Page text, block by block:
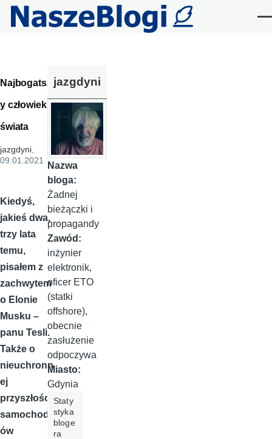
Przejdź do treści
Najbogatsz
y człowiek
świata
jazgdyni,
09.01.2021
Kiedyś,
jakieś dwa,
trzy lata
temu,
pisałem z
zachwytem
o Elonie
Musku –
panu Tesli.
Także o
nieuchronn
ej
przyszłości
samochod
ów
jazgdyni
Nazwa
bloga:
Żadnej
bieżączki i
propagandy
Zawód:
inżynier
elektronik,
oficer ETO
(statki
offshore),
obecnie
zasłużenie
odpoczywa
Miasto:
Gdynia
Staty
styka
bloge
ra